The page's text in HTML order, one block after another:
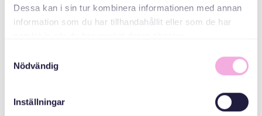
Dessa kan i sin tur kombinera informationen med annan
information som du har tillhandahållit eller som de har
Nödvändig
Inställningar
Svenska med baby